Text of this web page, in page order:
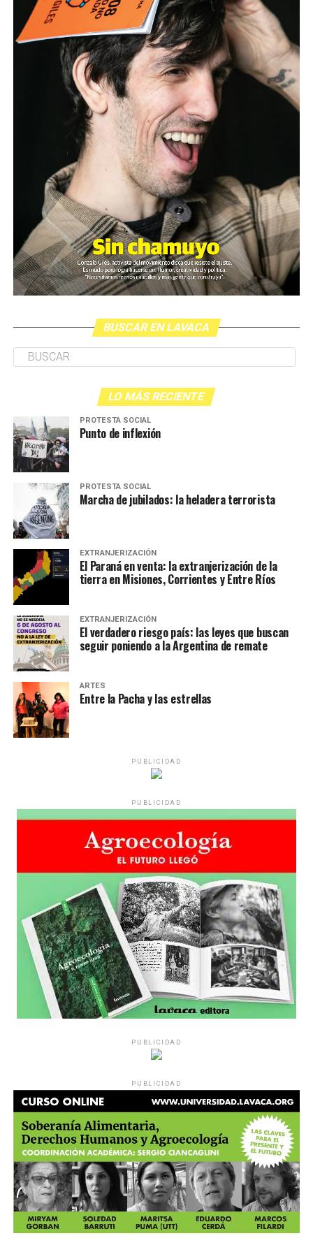
BUSCAR EN LAVACA
LO MÁS RECIENTE
PROTESTA SOCIAL
Punto de inflexión
PROTESTA SOCIAL
Marcha de jubilados: la heladera terrorista
EXTRANJERIZACIÓN
El Paraná en venta: la extranjerización de la
tierra en Misiones, Corrientes y Entre Ríos
EXTRANJERIZACIÓN
El verdadero riesgo país: las leyes que buscan
seguir poniendo a la Argentina de remate
ARTES
Entre la Pacha y las estrellas
PUBLICIDAD
PUBLICIDAD
PUBLICIDAD
PUBLICIDAD